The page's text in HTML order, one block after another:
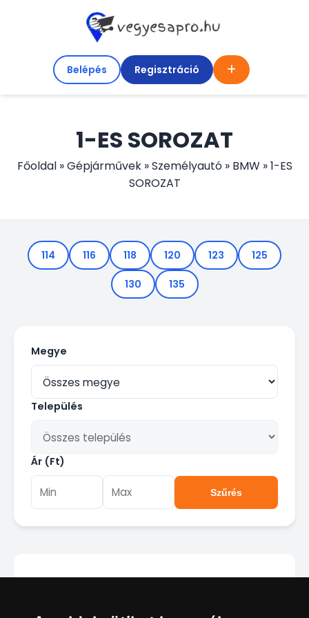
Belépés Regisztráció
1-ES SOROZAT
Főoldal»Gépjárművek»Személyautó» BMW »1-ES
SOROZAT
114 116 118 120 123 125
130 135
Megye
Település
Ár (Ft)
Szűrés